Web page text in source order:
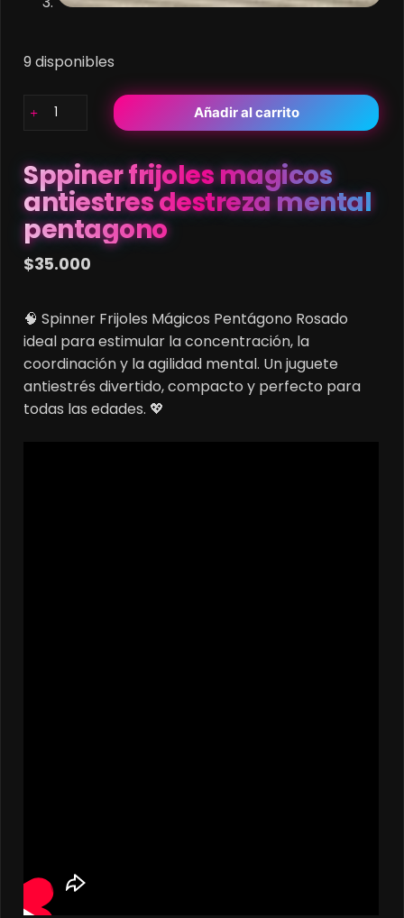
9 disponibles
Sppiner
antiestres
destreza
mental
pentagono
cantidad
Añadir al carrito
Sppiner frijoles magicos
antiestres destreza mental
pentagono
$35.000
🧠 Spinner Frijoles Mágicos Pentágono Rosado
ideal para estimular la concentración, la
coordinación y la agilidad mental. Un juguete
antiestrés divertido, compacto y perfecto para
todas las edades. 💖